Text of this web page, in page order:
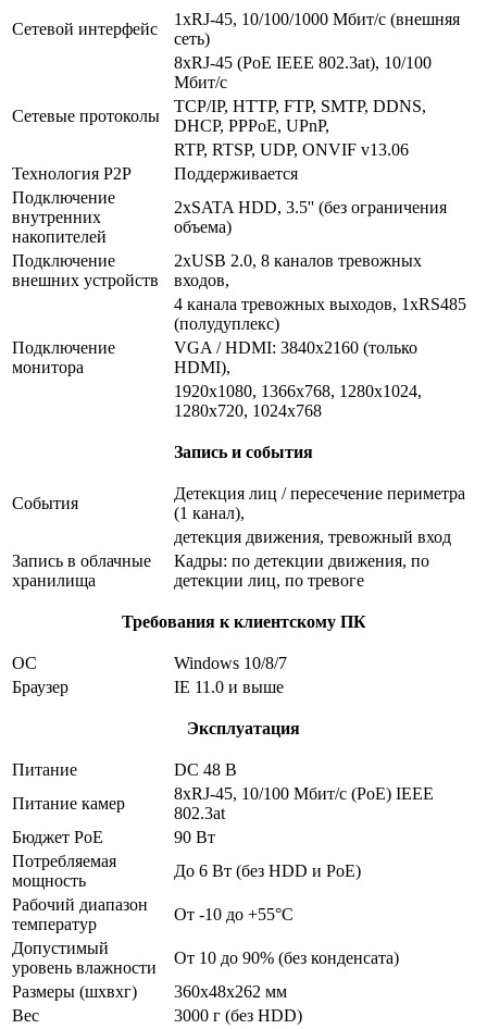
Сетевой интерфейс
1хRJ-45, 10/100/1000 Мбит/с (внешняя
сеть)
8xRJ-45 (PoE IEEE 802.3at), 10/100
Мбит/с
Сетевые протоколы
TCP/IP, HTTP, FTP, SMTP, DDNS,
DHCP, PPPoE, UPnP,
RTP, RTSP, UDP, ONVIF v13.06
Технология P2P
Поддерживается
Подключение
внутренних
накопителей
2хSATA HDD, 3.5'' (без ограничения
объема)
Подключение
внешних устройств
2хUSB 2.0, 8 каналов тревожных
входов,
4 канала тревожных выходов, 1xRS485
(полудуплекс)
Подключение
монитора
VGA / HDMI: 3840x2160 (только
HDMI),
1920x1080, 1366x768, 1280x1024,
1280x720, 1024x768
Запись и события
События
Детекция лиц / пересечение периметра
(1 канал),
детекция движения, тревожный вход
Запись в облачные
хранилища
Кадры: по детекции движения, по
детекции лиц, по тревоге
Требования к клиентскому ПК
ОС
Windows 10/8/7
Браузер
IE 11.0 и выше
Эксплуатация
Питание
DC 48 B
Питание камер
8xRJ-45, 10/100 Мбит/с (PoE) IEEE
802.3at
Бюджет PoE
90 Вт
Потребляемая
мощность
До 6 Вт (без HDD и PoE)
Рабочий диапазон
температур
От -10 до +55°С
Допустимый
уровень влажности
От 10 до 90% (без конденсата)
Размеры (шхвхг)
360x48x262 мм
Вес
3000 г (без HDD)